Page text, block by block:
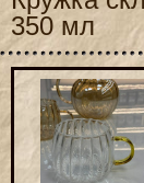
350 мл